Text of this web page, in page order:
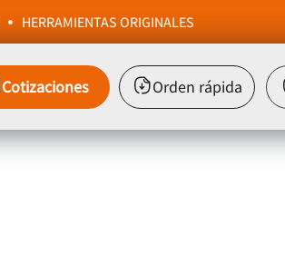
HERRAMIENTAS ORIGINALES
Cotizaciones Orden rápida